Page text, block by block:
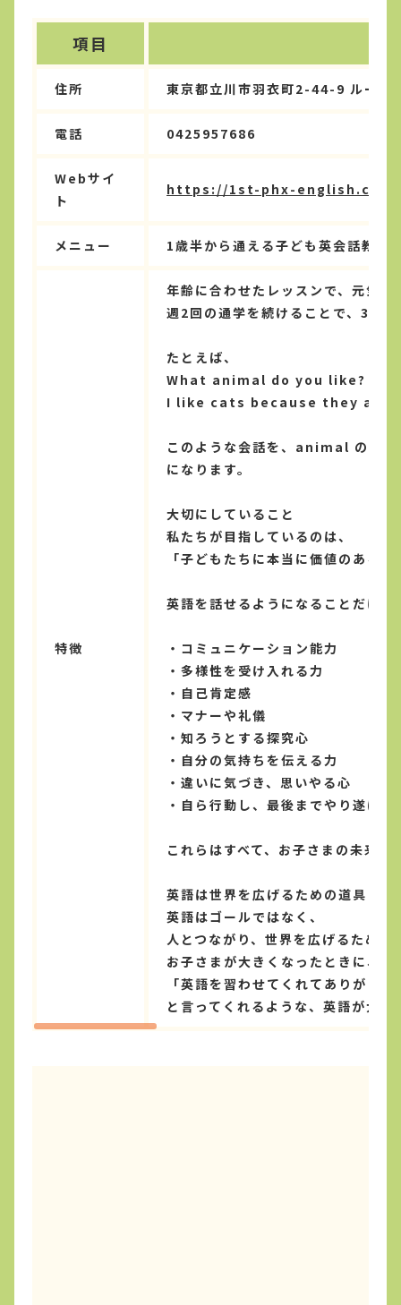
項目
住所 東京都立川市羽衣町2-44-9 ルート
電話 0425957686
Webサイ
ト
https://1st-phx-english.com/
メニュー 1歳半から通える子ども英会話教室
特徴
年齢に合わせたレッスンで、元気
週2回の通学を続けることで、3年
たとえば、
What animal do you like?
I like cats because they are
このような会話を、animal の部分
になります。
大切にしていること
私たちが目指しているのは、
「子どもたちに本当に価値のある
英語を話せるようになることだけ
・コミュニケーション能力
・多様性を受け入れる力
・自己肯定感
・マナーや礼儀
・知ろうとする探究心
・自分の気持ちを伝える力
・違いに気づき、思いやる心
・自ら行動し、最後までやり遂げる
これらはすべて、お子さまの未来
英語は世界を広げるための道具
英語はゴールではなく、
人とつながり、世界を広げるための
お子さまが大きくなったときに、
「英語を習わせてくれてありがとう
と言ってくれるような、英語が大